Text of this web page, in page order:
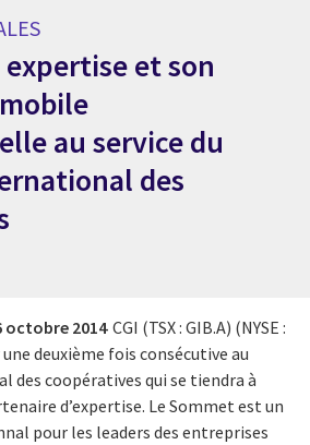
expertise et son
au service du
des
octobre 2014 CGI (TSX : GIB.A) (NYSE :
deuxième fois consécutive au
coopératives qui se tiendra à
d’expertise. Le Sommet est un
pour les leaders des entreprises